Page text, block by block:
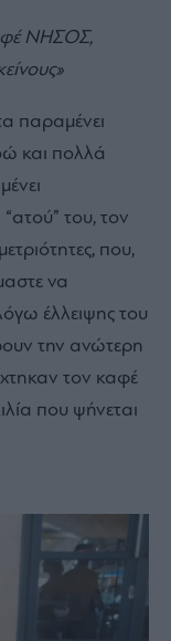
NHΣΟΣ,
παραμένει
και πολλά
του, τον
που,
να
έλλειψης του
την ανώτερη
τον καφέ
που ψήνεται